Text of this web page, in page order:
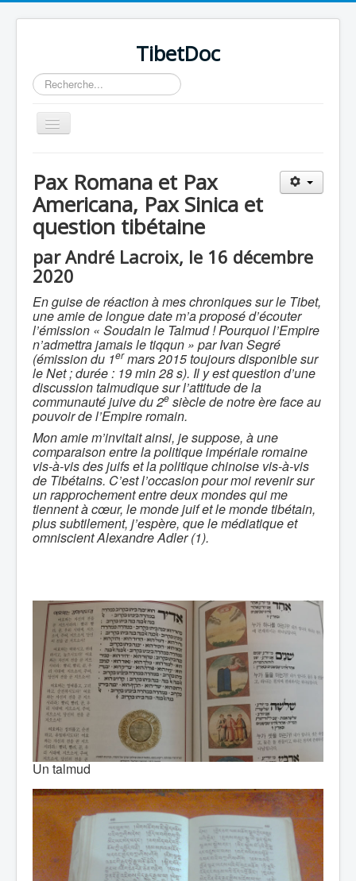
TibetDoc
Rechercher
Basculer
la
Pax Romana et Pax
Americana, Pax Sinica et
question tibétaine
par André Lacroix, le 16 décembre
2020
En guise de réaction à mes chroniques sur le Tibet,
une amie de longue date m’a proposé d’écouter
l’émission « Soudain le Talmud ! Pourquoi l’Empire
n’admettra jamais le tiqqun » par Ivan Segré
(émission du 1ermars 2015 toujours disponible sur
le Net ; durée : 19 min 28 s). Il y est question d’une
discussion talmudique sur l’attitude de la
communauté juive du 2e siècle de notre ère face au
pouvoir de l’Empire romain.
Mon amie m’invitait ainsi, je suppose, à une
comparaison entre la politique impériale romaine
vis-à-vis des juifs et la politique chinoise vis-à-vis
de Tibétains. C’est l’occasion pour moi revenir sur
un rapprochement entre deux mondes qui me
tiennent à cœur, le monde juif et le monde tibétain,
plus subtilement, j’espère, que le médiatique et
omniscient Alexandre Adler (1).
Un talmud